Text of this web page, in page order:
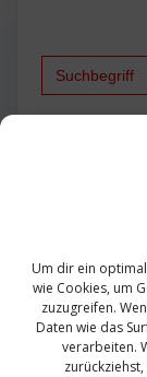
Um dir ein
wie Cookies, um
zuzugreifen.
Daten wie das
verarbeiten.
Sanierung
Update